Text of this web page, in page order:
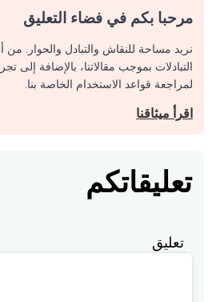
مرحبا بكم في فضاء التعليق
نريد مساحة للنقاش والتبادل والحوار.
التبادلات بموجب مقالاتنا، بالإضافة إلى
لمراجعة قواعد الاستخدام الخاصة بنا.
اقرأ ميثاقنا
تعليقاتكم
تعليق